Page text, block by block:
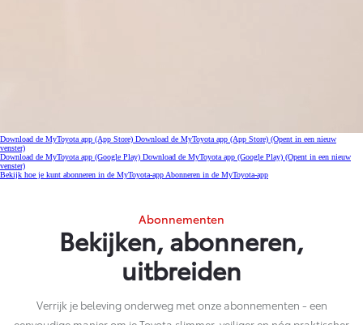
Download de MyToyota app (App Store) Download de MyToyota app (App Store) (Opent in een nieuw
venster)
Download de MyToyota app (Google Play) Download de MyToyota app (Google Play) (Opent in een nieuw
venster)
Bekijk hoe je kunt abonneren in de MyToyota-app Abonneren in de MyToyota-app
Abonnementen
Bekijken, abonneren,
uitbreiden
Verrijk je beleving onderweg met onze abonnementen - een